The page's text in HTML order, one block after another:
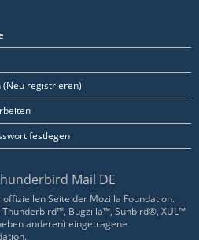
(Neu registrieren)
festlegen
Mail DE
Seite der Mozilla Foundation.
Bugzilla™, Sunbird®, XUL™
anderen) eingetragene